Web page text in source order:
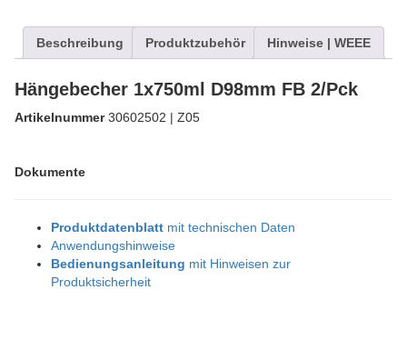
Beschreibung Produktzubehör Hinweise | WEEE
Hängebecher 1x750ml D98mm FB 2/Pck
Artikelnummer30602502 | Z05
Dokumente
Produktdatenblatt mit technischen Daten
Anwendungshinweise
Bedienungsanleitung mit Hinweisen zur
Produktsicherheit